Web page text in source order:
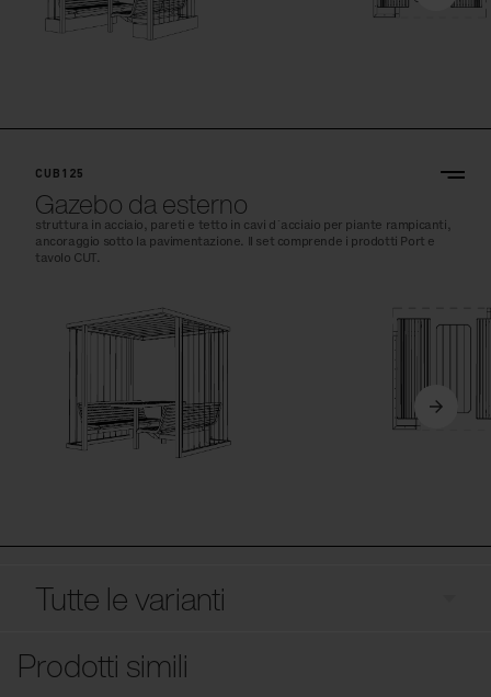
CUB125
Gazebo da esterno
struttura in acciaio, pareti e tetto in cavi d´acciaio per piante rampicanti,
ancoraggio sotto la pavimentazione. Il set comprende i prodotti Port e
tavolo CUT.
Tutte le varianti
Prodotti simili